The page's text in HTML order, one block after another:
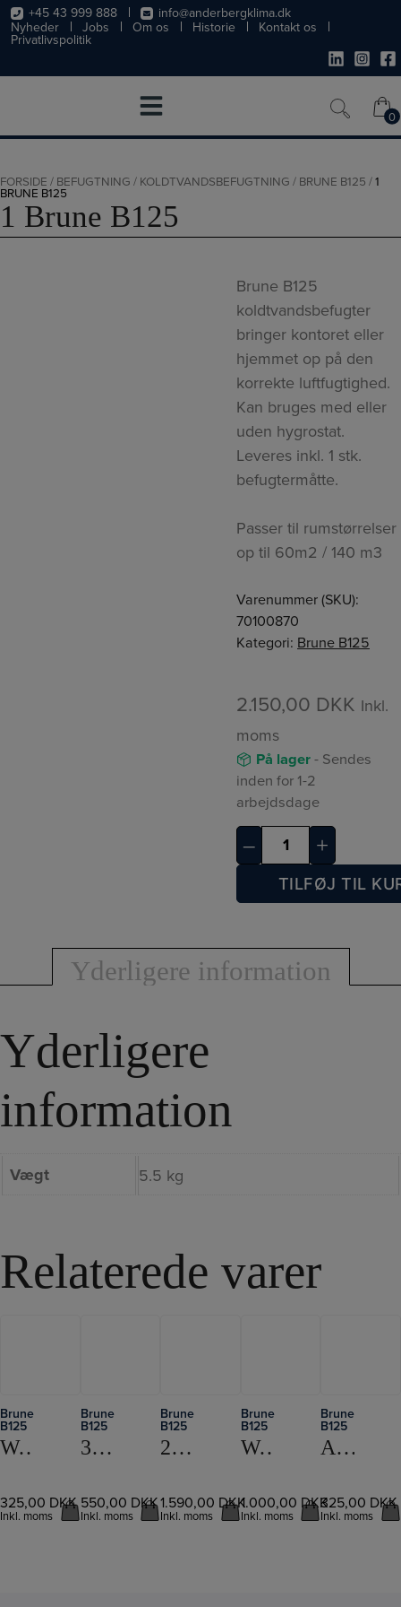
Hop +45 43 999 888
info@anderbergklima.dk
Nyheder
Jobs Om os Historie Kontakt os
Privatlivspolitik
0
0
FORSIDE / BEFUGTNING / KOLDTVANDSBEFUGTNING / BRUNE B125 /1
BRUNE B125
1 Brune B125
Brune B125
koldtvandsbefugter
bringer kontoret eller
hjemmet op på den
korrekte luftfugtighed.
Kan bruges med eller
uden hygrostat.
Leveres inkl. 1 stk.
befugtermåtte.
Passer til rumstørrelser
op til 60m2 / 140 m3
Varenummer (SKU):
70100870
Kategori: Brune B125
2.150,00 DKK Inkl.
moms
På lager- Sendes
inden for 1-2
arbejdsdage
–
1
Brune
antal
+
TILFØJ TIL
Yderligere information
Yderligere
information
Vægt 5.5 kg
Relaterede varer
LÆS
MERE
Brune
B125
WATERFRESH 1 LITER
325,00 DKK
Inkl. moms
LÆS
MERE
Brune
B125
3 BEFUGTERMÅTTER B125
550,00 DKK
Inkl. moms
LÆS
MERE
Brune
B125
2 HYGROSTAT MED 230V STIK
1.590,00 DKK
Inkl. moms
LÆS
MERE
Brune
B125
WATERFRESH 5 LITER
1.000,00 DKK
Inkl. moms
LÆS
MERE
Brune
B125
AFKALKNINGSMIDDEL BRUNE OPTIMA
325,00 DKK
Inkl. moms